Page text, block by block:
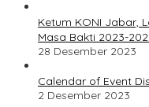
Ketum KONI Jabar,
Masa Bakti 2023-
28 Desember 2023
Calendar of Event
2 Desember 2023